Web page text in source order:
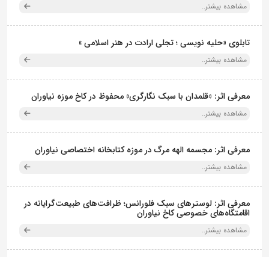
مشاهده بیشتر..
تابلوی «حلیه نویسی ؛ تجلی ارادت در هنر اسلامی »
مشاهده بیشتر..
معرفی اثر: «قلمدان با سبک نگارگری» محفوظ در کاخ موزه نیاوران
مشاهده بیشتر..
معرفی اثر: مجسمه الهه مرگ در موزه کتابخانه اختصاصی نیاوران
مشاهده بیشتر..
معرفی اثر: لوسترهای سبک فلورانس؛ ظرافت‌های طبیعت‌گرایانه در
اقامتگاه‌های خصوصی کاخ نیاوران
مشاهده بیشتر..